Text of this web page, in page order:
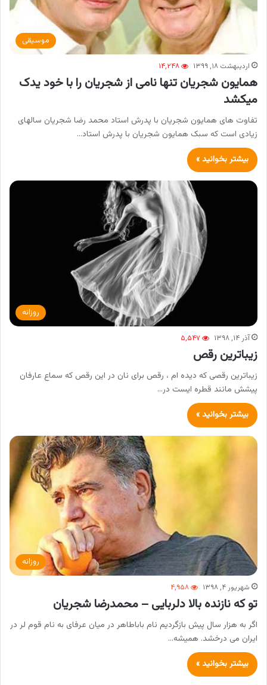
موسیقی
اردیبهشت ۱۸, ۱۳۹۹ ۱۴,۲۴۸
همایون شجریان تنها نامی از شجریان را با خود یدک
میکشد
تفاوت های همایون شجریان با پدرش استاد محمد رضا شجریان سالهای
زیادی است که سبک همایون شجریان با پدرش استاد…
بیشتر بخوانید »
روزانه
آذر ۱۴, ۱۳۹۸ ۵,۵۴۷
زیباترین رقص
زیباترین رقصی که دیده ام ، رقص برای نان در این رقص که سماع عارفان
پیشش مانند قطره ایست در…
بیشتر بخوانید »
روزانه
شهریور ۴, ۱۳۹۸ ۴,۹۵۸
تو که نازنده بالا دلربایی – محمدرضا شجریان
اگر به هزار سال پیش بازگردیم نام باباطاهر در میان عرفای به نام قوم لر در
ایران می درخشد. همیشه…
بیشتر بخوانید »